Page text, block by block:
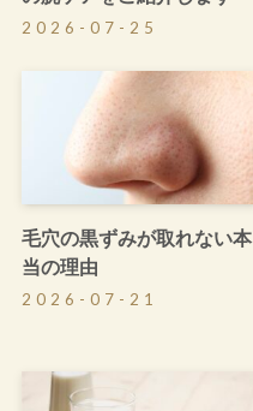
2026-07-25
毛穴の黒ずみが取れない本
当の理由
2026-07-21